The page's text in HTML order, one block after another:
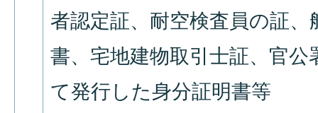
者認定証、耐空検査員の証、
書、宅地建物取引士証、官
て発行した身分証明書等